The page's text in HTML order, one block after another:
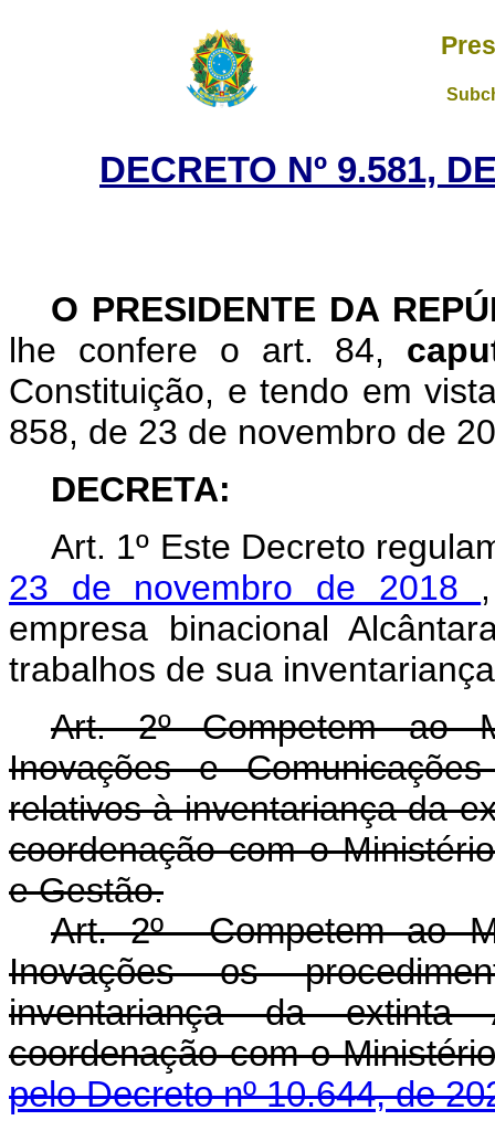
DECRETO Nº 9.581,
O PRESIDENTE DA
lhe confere o art. 84,
Constituição, e tendo em
858, de 23 de novembro de
DECRETA:
Art. 1º Este Decreto
23 de novembro de 2018
empresa binacional
trabalhos de sua
Art. 2º Competem ao
Inovações e
relativos à inventariança da
coordenação com o
e Gestão.
Art. 2º Competem ao
Inovações os
inventariança da extinta
coordenação com o
pelo Decreto nº 10.644, de